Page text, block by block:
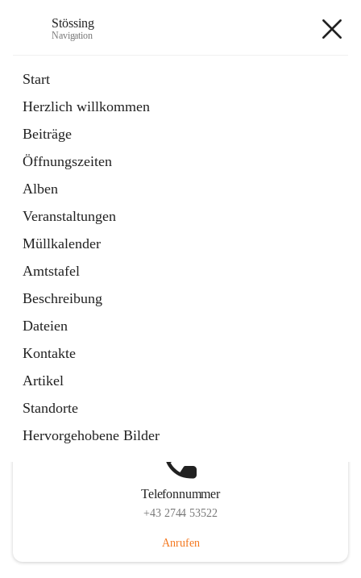
Stössing
Navigation
Start
Herzlich willkommen
Beiträge
Öffnungszeiten
Alben
Veranstaltungen
Müllkalender
Amtstafel
Beschreibung
Dateien
Kontakte
Artikel
Standorte
Hervorgehobene Bilder
Datei
in
Tab
Kindergarten
öffnet
in
neuem
Tab
Telefonnummer
+43 2744 53522
Anrufen